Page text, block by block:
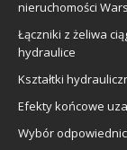
nieruchomości
Łączniki z żeliwa
hydraulice
Kształtki
Efekty końcowe
Wybór